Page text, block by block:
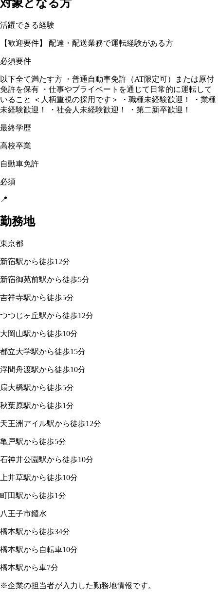
対象となる方
活躍できる経験
【歓迎要件】 配達・配送業務で運転経験がある方
必須要件
以下全て満たす方 ・普通自動車免許（AT限定可）または原付
免許を保有 ・仕事やプライベートを通じて日常的に運転して
いること ＜人柄重視の採用です＞ ・職種未経験歓迎！ ・業種
未経験歓迎！ ・社会人未経験歓迎！ ・第二新卒歓迎！
最終学歴
高校卒業
自動車免許
必須
📍
勤務地
東京都
新宿駅から徒歩12分
新宿御苑前駅から徒歩5分
吉祥寺駅から徒歩5分
つつじヶ丘駅から徒歩12分
大岡山駅から徒歩10分
都立大学駅から徒歩15分
浮間舟渡駅から徒歩10分
扇大橋駅から徒歩5分
秋葉原駅から徒歩1分
天王洲アイル駅から徒歩12分
亀戸駅から徒歩5分
石神井公園駅から徒歩10分
上井草駅から徒歩10分
町田駅から徒歩1分
八王子市鑓水
橋本駅から徒歩34分
橋本駅から自転車10分
橋本駅から車7分
※企業の担当者が入力した勤務地情報です。